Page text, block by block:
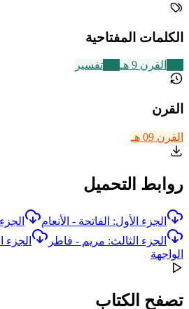
الكلمات المفتاحية
القرن 9 هـ تفسير
القرن
القرن 09 هـ
روابط التحميل
الجزء الأول: الفاتحة - الأنعام
الجزء الثالث: مريم - فاطر
الجزء
الواجهة
تصفح الكتاب